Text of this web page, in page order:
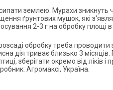
землею. Мурахи зникнуть
ґрунтових мушок, які
2-3 г на обробку площі в
обробку треба проводити
дія триває близько 3
зберігати окремо від ліків і
Агромаксі, Україна.